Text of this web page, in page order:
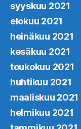
syyskuu 2021
elokuu 2021
heinäkuu 2021
kesäkuu 2021
toukokuu 2021
huhtikuu 2021
maaliskuu 2021
helmikuu 2021